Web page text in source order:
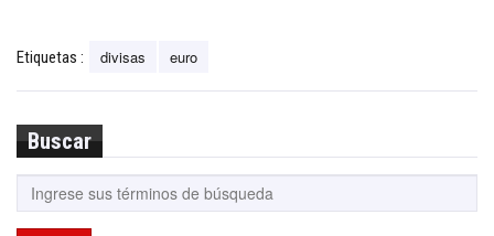
Etiquetas : divisas euro
Buscar